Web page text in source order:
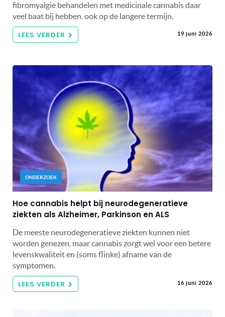
fibromyalgie behandelen met medicinale cannabis daar
veel baat bij hebben, ook op de langere termijn.
LEES VERDER 19 juni 2026
ONDERZOEK
Hoe cannabis helpt bij neurodegeneratieve
ziekten als Alzheimer, Parkinson en ALS
De meeste neurodegeneratieve ziekten kunnen niet
worden genezen, maar cannabis zorgt wel voor een betere
levenskwaliteit en (soms flinke) afname van de
symptomen.
LEES VERDER 16 juni 2026